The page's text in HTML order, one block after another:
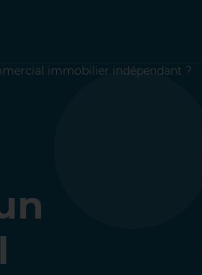
immobilier indépendant ?